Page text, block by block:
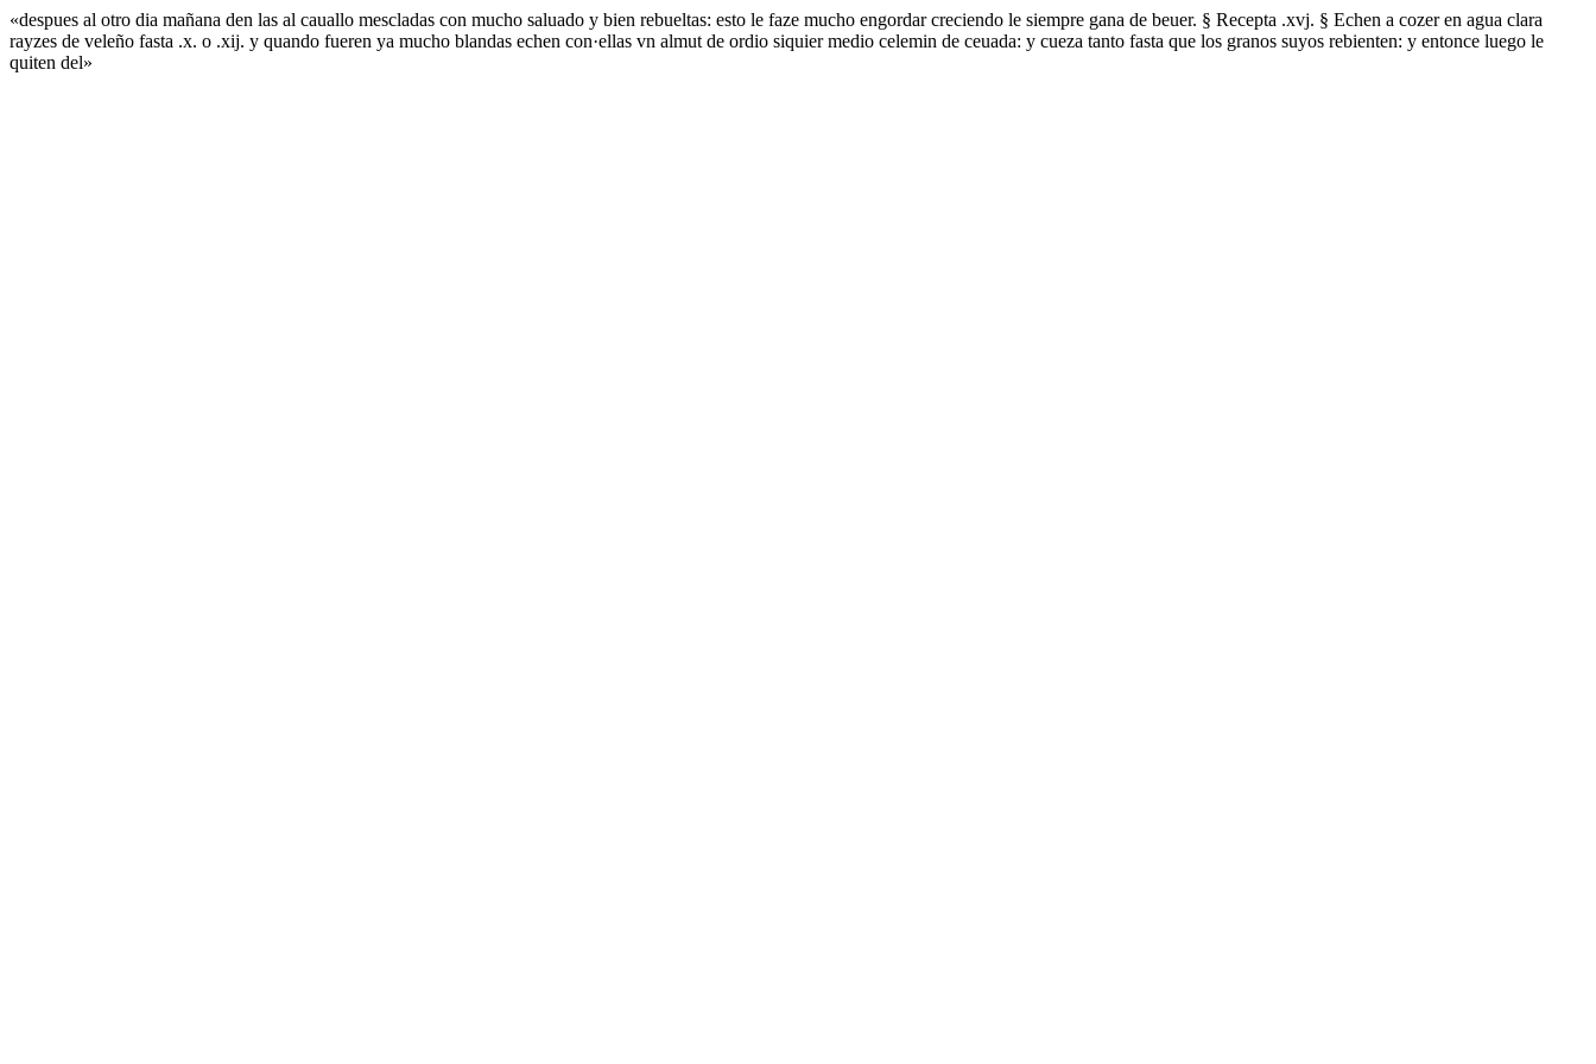
«despues al otro dia mañana den las al cauallo mescladas con mucho saluado y bien rebueltas: esto le faze mucho engordar creciendo le siempre gana de beuer. § Recepta .xvj. § Echen a cozer en agua clara
rayzes de veleño fasta .x. o .xij. y quando fueren ya mucho blandas echen con·ellas vn almut de ordio siquier medio celemin de ceuada: y cueza tanto fasta que los granos suyos rebienten: y entonce luego le
quiten del»